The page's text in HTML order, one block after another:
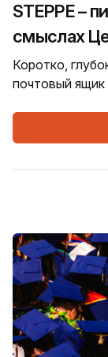
STEPPE –
смыслах
Коротко,
почтовый ящик